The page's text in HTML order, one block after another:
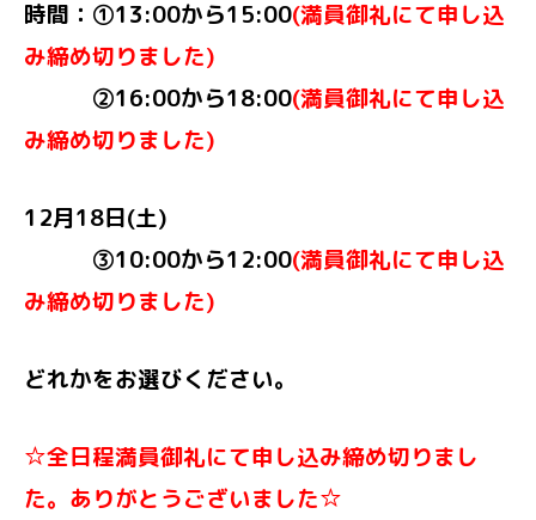
時間：①13:00から15:00(満員御礼にて申し込
み締め切りました)
②16:00から18:00(満員御礼にて申し込
み締め切りました)
12月18日(土)
③10:00から12:00(満員御礼にて申し込
み締め切りました)
どれかをお選びください。
☆全日程満員御礼にて申し込み締め切りまし
た。ありがとうございました☆